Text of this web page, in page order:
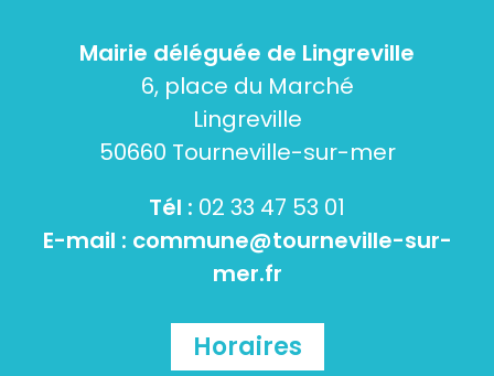
Mairie déléguée de Lingreville
6, place du Marché
Lingreville
50660 Tourneville-sur-mer
Tél : 02 33 47 53 01
E-mail : commune@tourneville-sur-
mer.fr
Horaires